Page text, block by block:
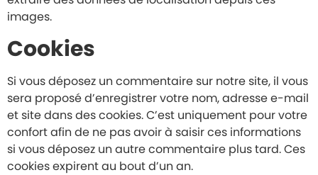
images.
Cookies
Si vous déposez un commentaire sur notre site, il vous
sera proposé d’enregistrer votre nom, adresse e-mail
et site dans des cookies. C’est uniquement pour votre
confort afin de ne pas avoir à saisir ces informations
si vous déposez un autre commentaire plus tard. Ces
cookies expirent au bout d’un an.